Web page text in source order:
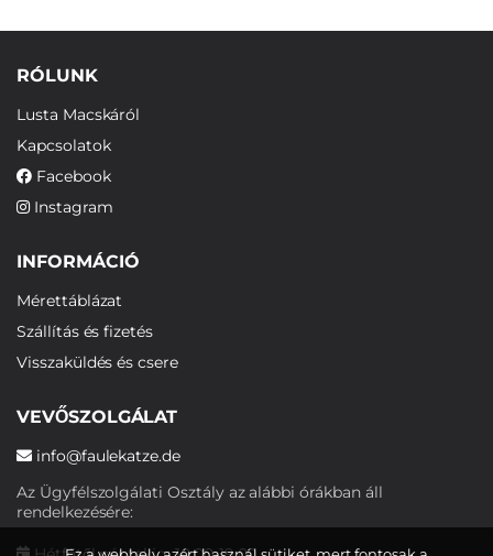
RÓLUNK
Lusta Macskáról
Kapcsolatok
Facebook
Instagram
INFORMÁCIÓ
Mérettáblázat
Szállítás és fizetés
Visszaküldés és csere
VEVŐSZOLGÁLAT
info@faulekatze.de
Az Ügyfélszolgálati Osztály az alábbi órákban áll
rendelkezésére: